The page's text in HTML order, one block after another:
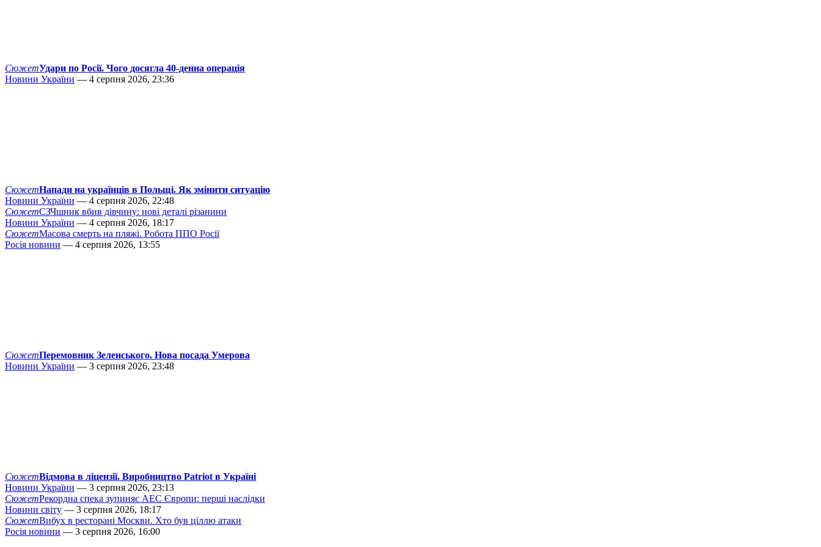
СюжетУдари по Росії. Чого досягла 40-денна операція
Новини України — 4 серпня 2026, 23:36
СюжетНапади на українців в Польщі. Як змінити ситуацію
Новини України — 4 серпня 2026, 22:48
СюжетСЗЧшник вбив дівчину: нові деталі різанини
Новини України — 4 серпня 2026, 18:17
СюжетМасова смерть на пляжі. Робота ППО Росії
Росія новини — 4 серпня 2026, 13:55
СюжетПеремовник Зеленського. Нова посада Умерова
Новини України — 3 серпня 2026, 23:48
СюжетВідмова в ліцензії. Виробництво Patriot в Україні
Новини України — 3 серпня 2026, 23:13
СюжетРекордна спека зупиняє АЕС Європи: перші наслідки
Новини світу — 3 серпня 2026, 18:17
СюжетВибух в ресторані Москви. Хто був ціллю атаки
Росія новини — 3 серпня 2026, 16:00